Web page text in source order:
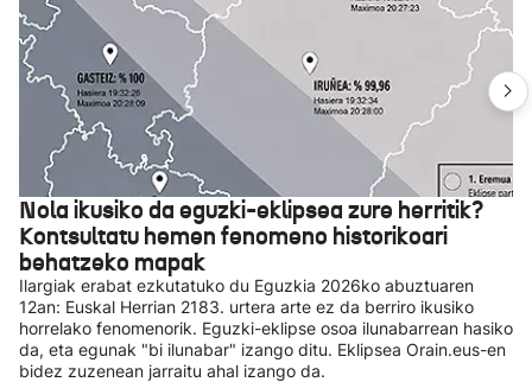
Nola ikusiko da eguzki-eklipsea zure herritik?
Kontsultatu hemen fenomeno historikoari
behatzeko mapak
Ilargiak erabat ezkutatuko du Eguzkia 2026ko abuztuaren
12an: Euskal Herrian 2183. urtera arte ez da berriro ikusiko
horrelako fenomenorik. Eguzki-eklipse osoa ilunabarrean hasiko
da, eta egunak "bi ilunabar" izango ditu. Eklipsea Orain.eus-en
bidez zuzenean jarraitu ahal izango da.